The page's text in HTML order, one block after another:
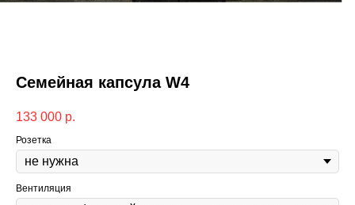
Семейная капсула W4
133 000 р.
Розетка
Вентиляция